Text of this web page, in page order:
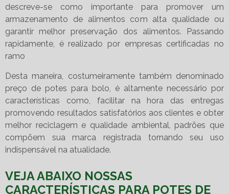
descreve-se como importante para promover um
armazenamento de alimentos com alta qualidade ou
garantir melhor preservação dos alimentos. Passando
rapidamente, é realizado por empresas certificadas no
ramo
Desta maneira, costumeiramente também denominado
preço de potes para bolo, é altamente necessário por
características como, facilitar na hora das entregas
promovendo resultados satisfatórios aos clientes e obter
melhor reciclagem e qualidade ambiental, padrões que
compõem sua marca registrada tornando seu uso
indispensável na atualidade.
VEJA ABAIXO NOSSAS
CARACTERÍSTICAS PARA POTES DE